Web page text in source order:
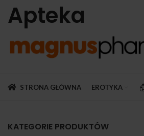
Apteka
STRONA GŁÓWNA EROTYKA
KATEGORIE PRODUKTÓW